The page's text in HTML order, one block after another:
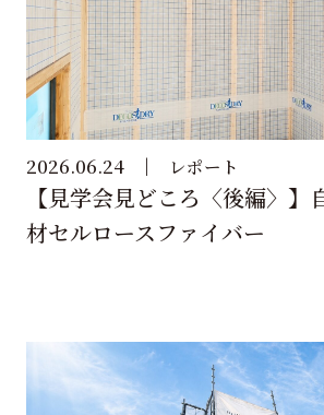
2026.06.24 レポート
【見学会見どころ〈後編〉】
材セルロースファイバー